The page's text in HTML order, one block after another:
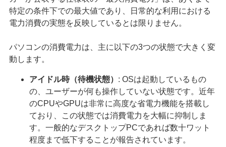
特定の条件下での最大値であり、日常的な利用における
電力消費の実態を反映しているとは限りません。
パソコンの消費電力は、主に以下の3つの状態で大きく変
動します。
アイドル時（待機状態） : OSは起動しているもの
の、ユーザーが何も操作していない状態です。近年
のCPUやGPUは非常に高度な省電力機能を搭載し
ており、この状態では消費電力を大幅に抑制しま
す。一般的なデスクトップPCであれば数十ワット
程度まで低下することが報告されています。